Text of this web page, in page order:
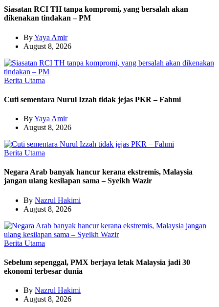
Siasatan RCI TH tanpa kompromi, yang bersalah akan
dikenakan tindakan – PM
ByYaya Amir
August 8, 2026
Berita Utama
Cuti sementara Nurul Izzah tidak jejas PKR – Fahmi
ByYaya Amir
August 8, 2026
Berita Utama
Negara Arab banyak hancur kerana ekstremis, Malaysia
jangan ulang kesilapan sama – Syeikh Wazir
By Nazrul Hakimi
August 8, 2026
Berita Utama
Sebelum sepenggal, PMX berjaya letak Malaysia jadi 30
ekonomi terbesar dunia
By Nazrul Hakimi
August 8, 2026